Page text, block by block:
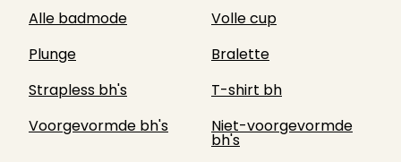
Alle badmode
Volle cup
Plunge
Bralette
Strapless bh's
T-shirt bh
Voorgevormde bh's
Niet-voorgevormde
bh's